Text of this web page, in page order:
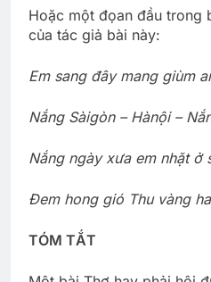
Hoặc một đọan đầu trong
của tác giả bài này:
Em sang đây mang giùm
Nắng Sàigòn – Hànội –
Nắng ngày xưa em nhặt ở
Đem hong gió Thu vàng
TÓM TẮT